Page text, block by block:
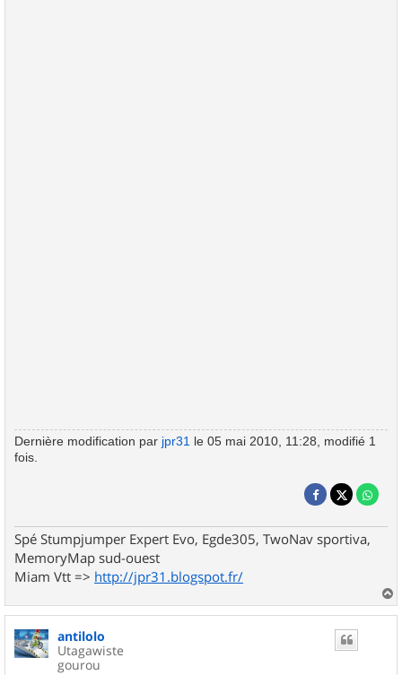
Dernière modification par jpr31 le 05 mai 2010, 11:28, modifié 1
fois.
Spé Stumpjumper Expert Evo, Egde305, TwoNav sportiva,
MemoryMap sud-ouest
Miam Vtt => http://jpr31.blogspot.fr/
a
antilolo
Utagawiste
gourou